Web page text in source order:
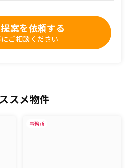
案を依頼する
ご相談ください
スメ物件
事務所